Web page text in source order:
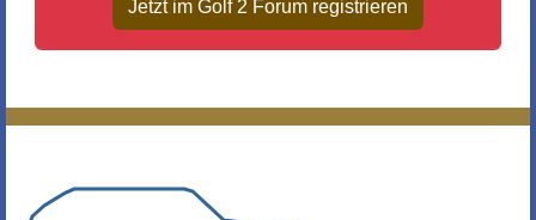
Jetzt im Golf 2 Forum registrieren